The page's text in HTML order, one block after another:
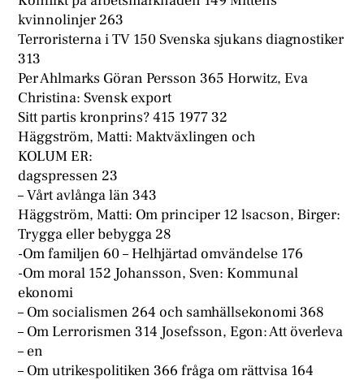
kvinnolinjer 263
Terroristerna i TV 150 Svenska sjukans diagnostiker
313
Per Ahlmarks Göran Persson 365 Horwitz, Eva
Christina: Svensk export
Sitt partis kronprins? 415 1977 32
Häggström, Matti: Maktväxlingen och
KOLUM ER:
dagspressen 23
– Vårt avlånga län 343
Häggström, Matti: Om principer 12 lsacson, Birger:
Trygga eller bebygga 28
-Om familjen 60 – Helhjärtad omvändelse 176
-Om moral 152 Johansson, Sven: Kommunal
ekonomi
– Om socialismen 264 och samhällsekonomi 368
– Om Lerrorismen 314 Josefsson, Egon: Att överleva
– en
– Om utrikespolitiken 366 fråga om rättvisa 164